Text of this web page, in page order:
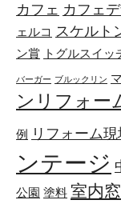
カフェ カフェ
ェルコ スケルト
ン賞 トグルスイッ
バーガー ブルックリン
ンリフォー
例 リフォーム
ンテージ
公園 塗料 室内窓